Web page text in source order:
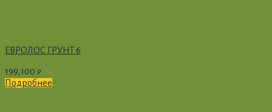
ЕВРОЛОС ГРУНТ 6
199,100 ₽
Подробнее